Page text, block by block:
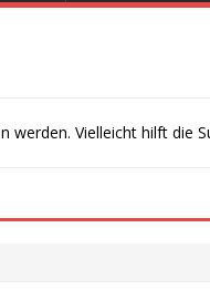
werden. Vielleicht hilft die